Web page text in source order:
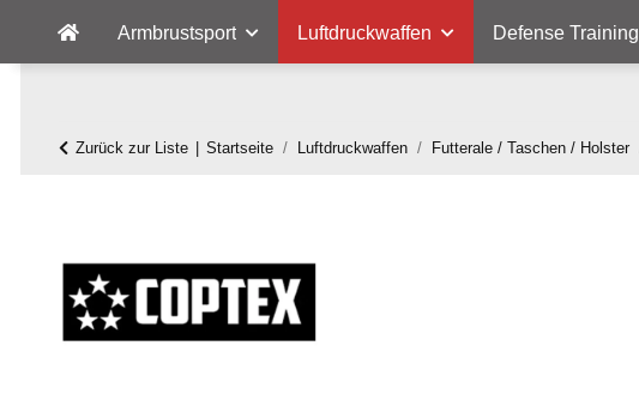
Armbrustsport Luftdruckwaffen Defense Training
Zurück zur Liste Startseite Luftdruckwaffen Futterale / Taschen / Holster